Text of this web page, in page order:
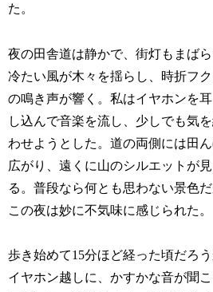
た。
夜の田舎道は静かで、街灯もまばら
冷たい風が木々を揺らし、時折フ
の鳴き声が響く。私はイヤホンを
し込んで音楽を流し、少しでも気
わせようとした。道の両側には田
広がり、遠くに山のシルエットが見
る。普段なら何とも思わない景色だ
この夜は妙に不気味に感じられた。
歩き始めて15分ほど経った頃だろう
イヤホン越しに、かすかな音が聞